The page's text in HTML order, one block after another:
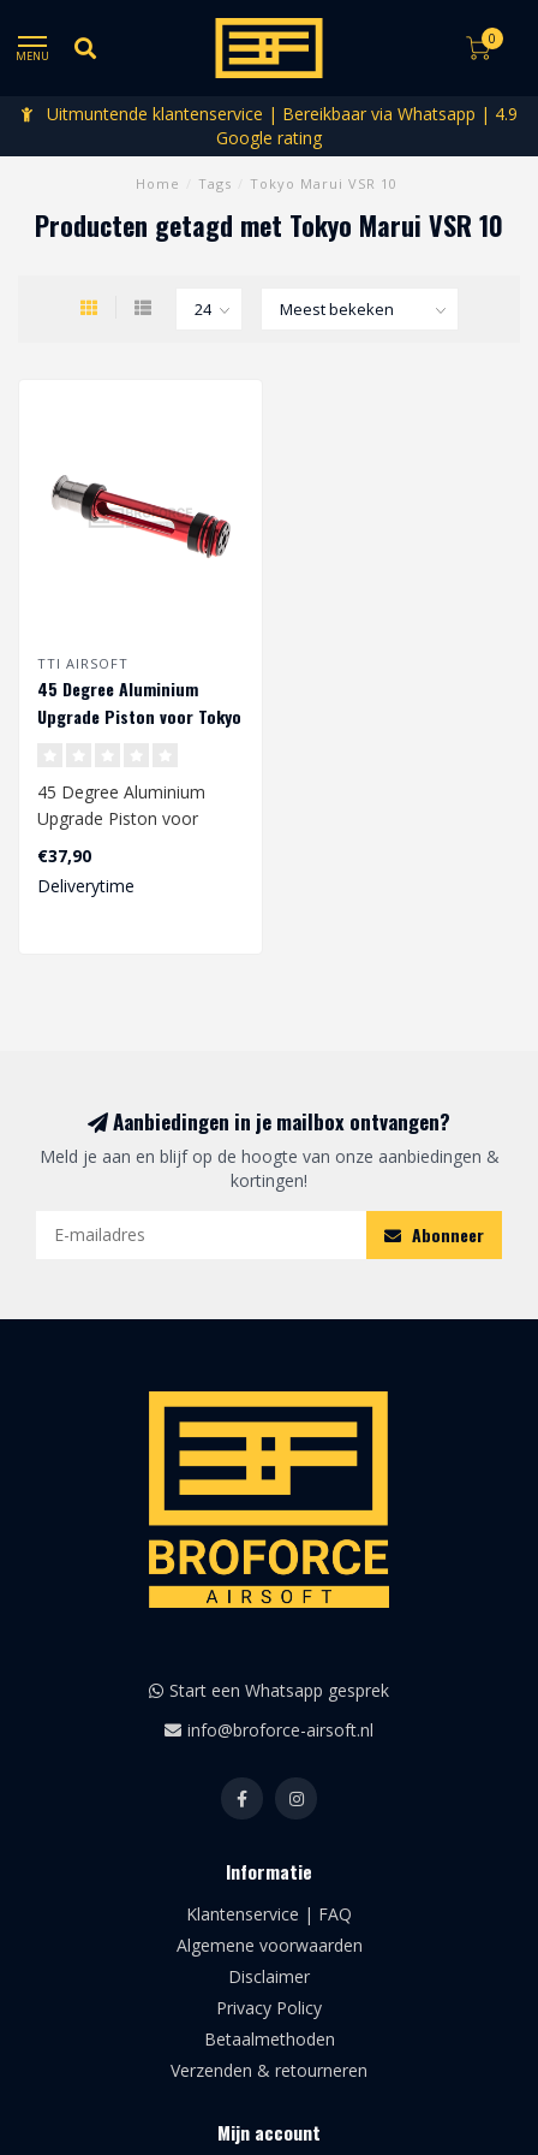
MENU
0
Uitmuntende klantenservice | Bereikbaar via Whatsapp | 4.9
Google rating
Home Tags Tokyo Marui VSR 10
Producten getagd met Tokyo Marui VSR 10
TTI AIRSOFT
45 Degree Aluminium
Upgrade Piston voor Tokyo
45 Degree Aluminium
Upgrade Piston voor
Tokyo Marui VSR-10
€37,90
Deliverytime
Aanbiedingen in je mailbox ontvangen?
Meld je aan en blijf op de hoogte van onze aanbiedingen &
kortingen!
Abonneer
Start een Whatsapp gesprek
info@broforce-airsoft.nl
Informatie
Klantenservice | FAQ
Algemene voorwaarden
Disclaimer
Privacy Policy
Betaalmethoden
Verzenden & retourneren
Mijn account